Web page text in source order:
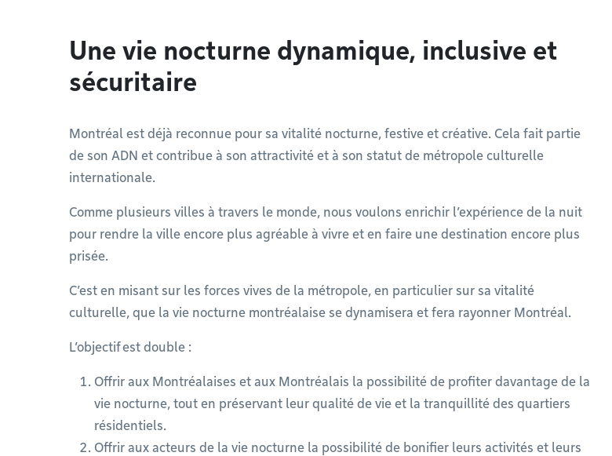
Une vie nocturne dynamique, inclusive et
sécuritaire
Montréal est déjà reconnue pour sa vitalité nocturne, festive et créative. Cela fait partie
de son ADN et contribue à son attractivité et à son statut de métropole culturelle
internationale.
Comme plusieurs villes à travers le monde, nous voulons enrichir l’expérience de la nuit
pour rendre la ville encore plus agréable à vivre et en faire une destination encore plus
prisée.
C’est en misant sur les forces vives de la métropole, en particulier sur sa vitalité
culturelle, que la vie nocturne montréalaise se dynamisera et fera rayonner Montréal.
L’objectif est double :
Offrir aux Montréalaises et aux Montréalais la possibilité de profiter davantage de la
vie nocturne, tout en préservant leur qualité de vie et la tranquillité des quartiers
résidentiels.
Offrir aux acteurs de la vie nocturne la possibilité de bonifier leurs activités et leurs